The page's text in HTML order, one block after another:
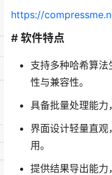
https://
# 软件特点
支持多种哈希算
性与兼容性。
具备批量处理能力
界面设计轻量直
用。
提供结果导出能力